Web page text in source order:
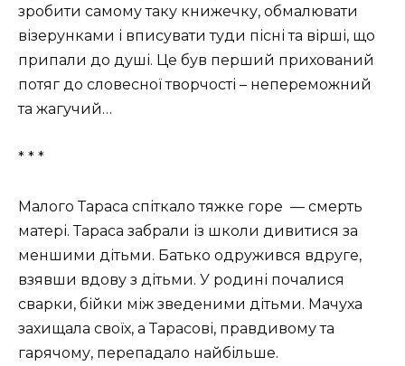
зробити самому таку книжечку, обмалювати
візерунками і вписувати туди пісні та вірші, що
припали до душі. Це був перший прихований
потяг до словесної творчості – непереможний
та жагучий…
* * *
Малого Тараса спіткало тяжке горе — смерть
матері. Тараса забрали із школи дивитися за
меншими дітьми. Батько одружився вдруге,
взявши вдову з дітьми. У родині почалися
сварки, бійки між зведеними дітьми. Мачуха
захищала своїх, а Тарасові, правдивому та
гарячому, перепадало найбільше.